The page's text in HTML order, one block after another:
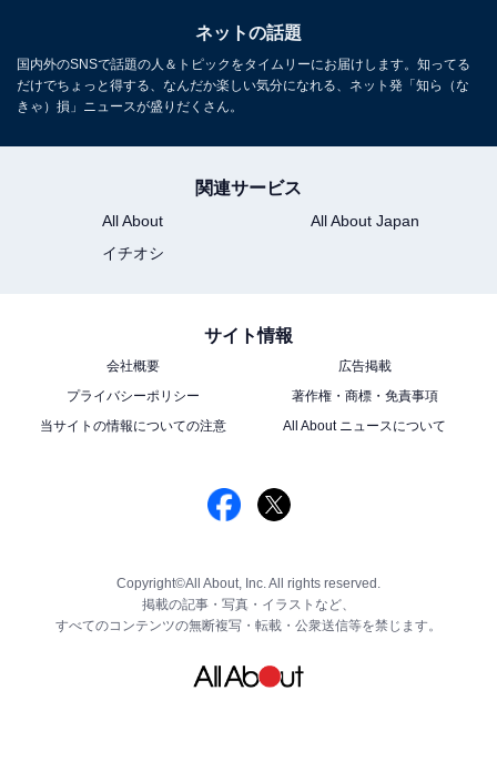
ネットの話題
国内外のSNSで話題の人＆トピックをタイムリーにお届けします。知ってる
だけでちょっと得する、なんだか楽しい気分になれる、ネット発「知ら（な
きゃ）損」ニュースが盛りだくさん。
関連サービス
All About
All About Japan
イチオシ
サイト情報
会社概要
広告掲載
プライバシーポリシー
著作権・商標・免責事項
当サイトの情報についての注意
All About ニュースについて
Copyright©All About, Inc. All rights reserved.
掲載の記事・写真・イラストなど、
すべてのコンテンツの無断複写・転載・公衆送信等を禁じます。